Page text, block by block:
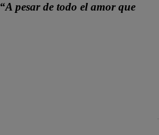
“A pesar de todo el amor que